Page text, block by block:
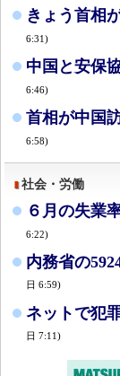
きょう首相
6:31)
中国と安保
6:46)
首相が中国
6:58)
社会・労働
６月の失業
6:22)
内務省の
日 6:59)
ネットで犯
日 7:11)